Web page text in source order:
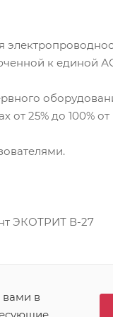
к единой
от 25% до 100%
ЭКОТРИТ В-27
вами в